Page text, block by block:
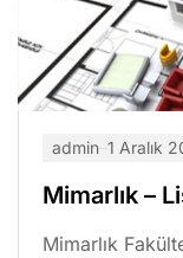
admin 1 Aralık
Mimarlık –
Mimarlık